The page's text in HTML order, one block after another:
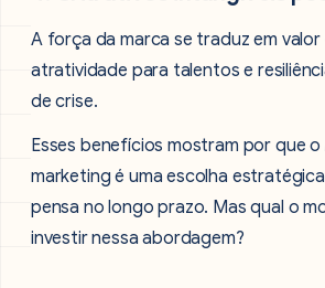
A força da marca se traduz em
atratividade para talentos e
de crise.
Esses benefícios mostram por que o
marketing é uma escolha
pensa no longo prazo. Mas qual o
investir nessa abordagem?